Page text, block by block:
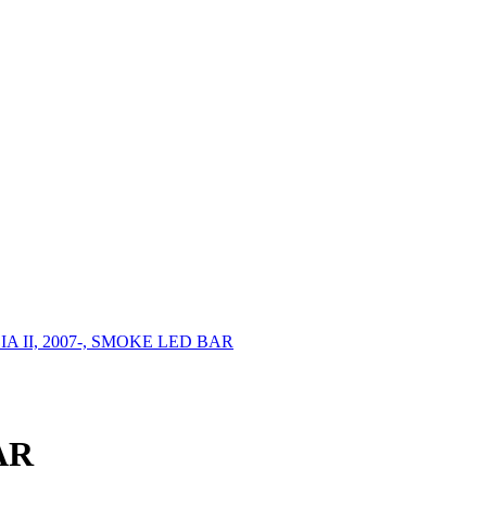
II, 2007-, SMOKE LED BAR